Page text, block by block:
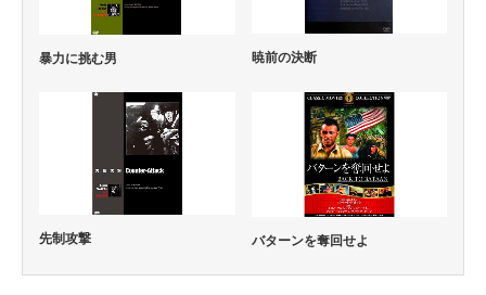
暴力に挑む男 暁前の決断
先制攻撃 バターンを奪回せよ